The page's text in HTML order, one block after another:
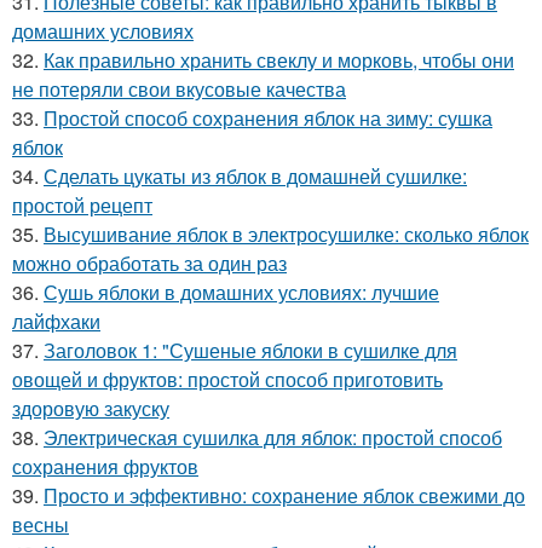
домашних условиях
32. Как правильно хранить свеклу и морковь, чтобы они
не потеряли свои вкусовые качества
33. Простой способ сохранения яблок на зиму: сушка
яблок
34. Сделать цукаты из яблок в домашней сушилке:
простой рецепт
35. Высушивание яблок в электросушилке: сколько яблок
можно обработать за один раз
36. Сушь яблоки в домашних условиях: лучшие
лайфхаки
37. Заголовок 1: "Сушеные яблоки в сушилке для
овощей и фруктов: простой способ приготовить
здоровую закуску
38. Электрическая сушилка для яблок: простой способ
сохранения фруктов
39. Просто и эффективно: сохранение яблок свежими до
весны